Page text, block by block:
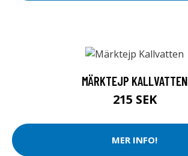
MÄRKTEJP KALLVATTEN
215 SEK
MER INFO!